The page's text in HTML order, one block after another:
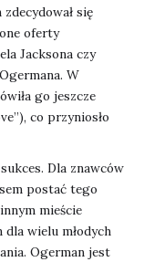
się
oferty
Jacksona czy
W
go jeszcze
co przyniosło
Dla znawców
postać tego
mieście
dla wielu młodych
Ogerman jest